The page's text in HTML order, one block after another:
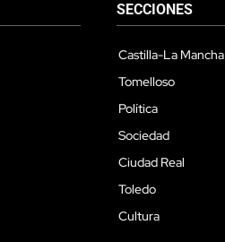
SECCIONES
Castilla-La Mancha
Tomelloso
Política
Sociedad
Ciudad Real
Toledo
Cultura